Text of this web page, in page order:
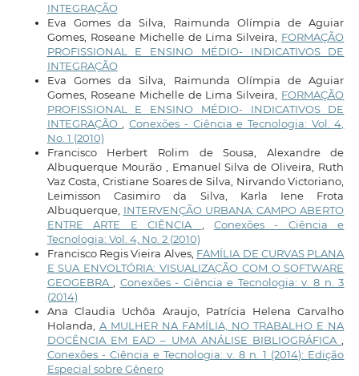
INTEGRAÇÃO
Eva Gomes da Silva, Raimunda Olímpia de Aguiar
Gomes, Roseane Michelle de Lima Silveira, FORMAÇÃO
PROFISSIONAL E ENSINO MÉDIO- INDICATIVOS DE
INTEGRAÇÃO
Eva Gomes da Silva, Raimunda Olímpia de Aguiar
Gomes, Roseane Michelle de Lima Silveira, FORMAÇÃO
PROFISSIONAL E ENSINO MÉDIO- INDICATIVOS DE
INTEGRAÇÃO
,Conexões - Ciência e Tecnologia: Vol. 4,
No. 1 (2010)
Francisco Herbert Rolim de Sousa, Alexandre de
Albuquerque Mourão , Emanuel Silva de Oliveira, Ruth
Vaz Costa, Cristiane Soares de Silva, Nirvando Victoriano,
Leimisson Casimiro da Silva, Karla Iene Frota
Albuquerque, INTERVENÇÃO URBANA: CAMPO ABERTO
ENTRE ARTE E CIÊNCIA
Conexões - Ciência e
Tecnologia: Vol. 4, No. 2 (2010)
Francisco Regis Vieira Alves, FAMÍLIA DE CURVAS PLANA
E SUA ENVOLTÓRIA: VISUALIZAÇÃO COM O SOFTWARE
GEOGEBRA
Conexões - Ciência e Tecnologia: v. 8 n. 3
(2014)
Ana Claudia Uchôa Araujo, Patrícia Helena Carvalho
Holanda, A MULHER NA FAMÍLIA, NO TRABALHO E NA
DOCÊNCIA EM EAD – UMA ANÁLISE BIBLIOGRÁFICA
Conexões - Ciência e Tecnologia: v. 8 n. 1 (2014): Edição
Especial sobre Gênero